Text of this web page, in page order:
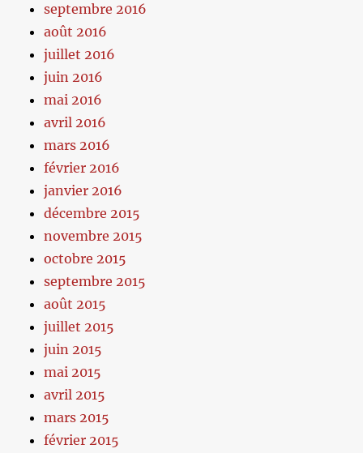
septembre 2016
août 2016
juillet 2016
juin 2016
mai 2016
avril 2016
mars 2016
février 2016
janvier 2016
décembre 2015
novembre 2015
octobre 2015
septembre 2015
août 2015
juillet 2015
juin 2015
mai 2015
avril 2015
mars 2015
février 2015